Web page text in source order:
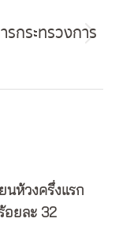
กระทรวงการ
นห้วงครึ่งแรก
อยละ 32